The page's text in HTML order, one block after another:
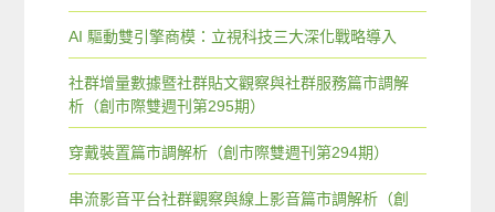
AI 驅動雙引擎商模：立視科技三大深化戰略導入
社群增量數據暨社群貼文觀察與社群服務篇市調解
析（創市際雙週刊第295期）
穿戴裝置篇市調解析（創市際雙週刊第294期）
串流影音平台社群觀察與線上影音篇市調解析（創